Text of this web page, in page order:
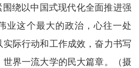
围绕以中国式现代化全面推进强
业这个最大的政治，心往一处
际行动和工作成效，奋力书写
世界一流大学的民大篇章。（摄